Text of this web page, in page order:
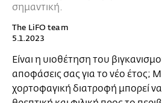
σημαντική.
The LiFO team
5.1.2023
Είναι η υιοθέτηση του
αποφάσεις σας για το νέο έτος;
χορτοφαγική διατροφή μπορεί να